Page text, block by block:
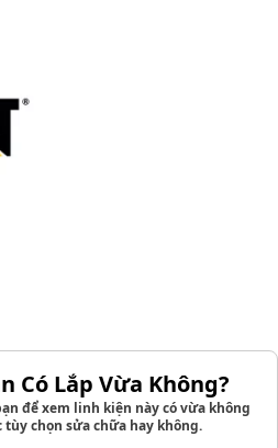
Có Lắp Vừa Không?
để xem linh kiện này có vừa không
tùy chọn sửa chữa hay không.